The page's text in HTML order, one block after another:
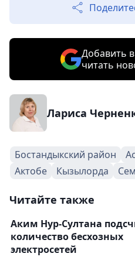
Добавить
читать
Лариса
Бостандыкский район
Актобе
Кызылорда
Читайте также
Аким Нур-Султана
количество бесхозных
электросетей